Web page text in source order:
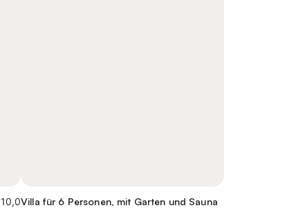
10,0Villa für 6 Personen, mit Garten und Sauna